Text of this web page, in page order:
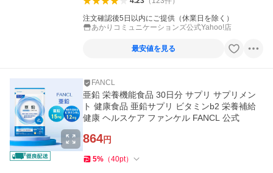
注文確認後5日以内にご提供（休業日を除く）
あかりコミュニケーションズ公式Yahoo!店
最安値を見る
FANCL
亜鉛 栄養機能食品 30日分 サプリ サプリメン
ト 健康食品 亜鉛サプリ ビタミンb2 栄養補給
健康 ヘルスケア ファンケル FANCL 公式
864円
5% （40pt）